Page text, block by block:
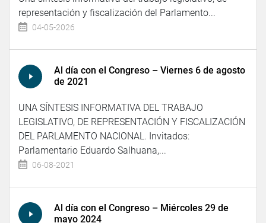
representación y fiscalización del Parlamento...
04-05-2026
Al día con el Congreso – Viernes 6 de agosto
de 2021
UNA SÍNTESIS INFORMATIVA DEL TRABAJO
LEGISLATIVO, DE REPRESENTACIÓN Y FISCALIZACIÓN
DEL PARLAMENTO NACIONAL. Invitados:
Parlamentario Eduardo Salhuana,...
06-08-2021
Al día con el Congreso – Miércoles 29 de
mayo 2024